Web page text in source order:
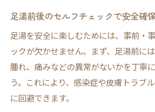
足湯前後のセルフチェックで安全確
足湯を安全に楽しむためには、事前・
ックが欠かせません。まず、足湯前に
腫れ、痛みなどの異常がないかを丁寧
う。これにより、感染症や皮膚トラブ
に回避できます。